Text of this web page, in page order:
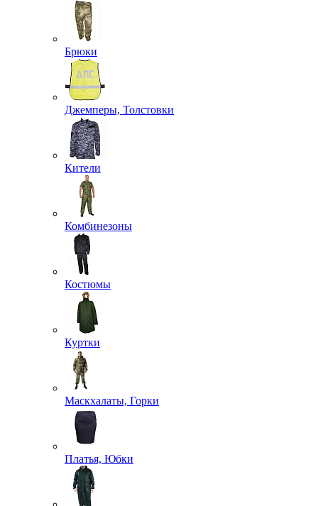
Брюки
Джемперы, Толстовки
Кители
Комбинезоны
Костюмы
Куртки
Маскхалаты, Горки
Платья, Юбки